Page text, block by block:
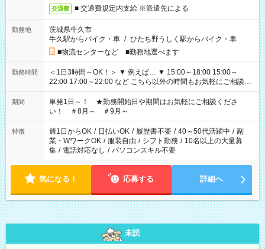
交通費 ■ 交通費規定内支給 ※派遣先による
勤務地
茨城県牛久市
牛久駅からバイク・車 / ひたち野うしく駅からバイク・車
■物流センターなど ■勤務地選べます
勤務時間
＜1日3時間～OK！＞ ▼ 例えば… ▼ 15:00～18:00 15:00～
22:00 17:00～22:00 など こちら以外の時間もお気軽にご相談く
ださい！
期間
単発1日～！ ★勤務開始日や期間はお気軽にご相談くださ
い！ ＃8月～ ＃9月～
特徴 週1日からOK / 日払いOK / 履歴書不要 / 40～50代活躍中 / 副
業・WワークOK / 服装自由 / シフト勤務 / 10名以上の大量募
集 / 電話対応なし / パソコンスキル不要
気になる！ 応募する 詳細へ
未読